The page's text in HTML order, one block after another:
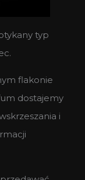
typ
flakonie
dostajemy
i